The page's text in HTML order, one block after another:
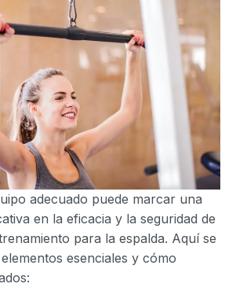
adecuado puede marcar una
en la eficacia y la seguridad de
para la espalda. Aquí se
esenciales y cómo